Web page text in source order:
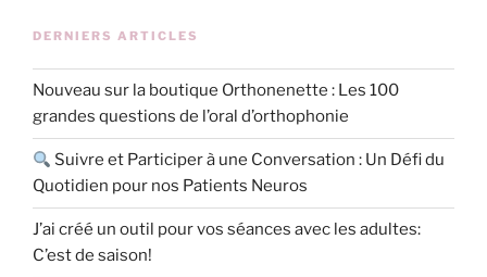
DERNIERS ARTICLES
Nouveau sur la boutique Orthonenette : Les 100
grandes questions de l’oral d’orthophonie
Suivre et Participer à une Conversation : Un Défi du
Quotidien pour nos Patients Neuros
J’ai créé un outil pour vos séances avec les adultes:
C’est de saison!